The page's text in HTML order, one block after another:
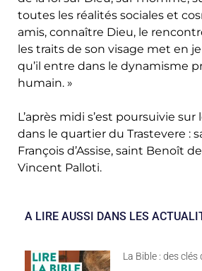
toutes les réalités sociales et
amis, connaître Dieu, le
les traits de son visage met en
qu’il entre dans le dynamisme
humain. »
L’après midi s’est poursuivie sur
dans le quartier du Trastevere :
François d’Assise, saint Benoît
Vincent Palloti.
A LIRE AUSSI DANS LES
La Bible : des clés